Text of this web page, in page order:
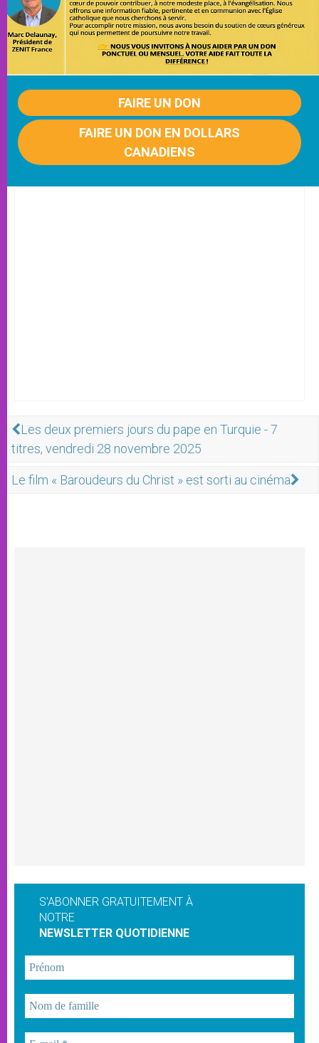
FAIRE UN DON
FAIRE UN DON EN DOLLARS
CANADIENS
Les deux premiers jours du pape en Turquie - 7
titres, vendredi 28 novembre 2025
Le film « Baroudeurs du Christ » est sorti au cinéma
S'ABONNER GRATUITEMENT À
NOTRE
NEWSLETTER QUOTIDIENNE